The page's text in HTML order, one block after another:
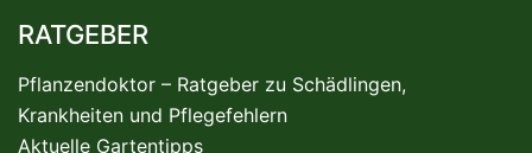
RATGEBER
Pflanzendoktor – Ratgeber zu Schädlingen,
Krankheiten und Pflegefehlern
Aktuelle Gartentipps